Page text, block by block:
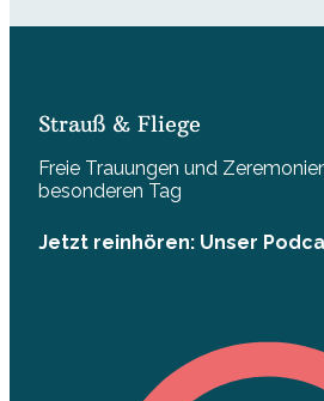
Strauß & Fliege
Freie Trauungen und
besonderen Tag
Jetzt reinhören: Unser